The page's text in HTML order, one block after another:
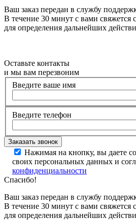
Ваш заказ передан в службу
В течение 30 минут с вами свяжется
для определения дальнейших
Оставьте контакты
и мы вам перезвоним
Введите ваше имя
Введите телефон
Нажимая на кнопку, вы даете
своих персональных данных и
конфиденциальности
Спасибо!
Ваш заказ передан в службу
В течение 30 минут с вами свяжется
для определения дальнейших